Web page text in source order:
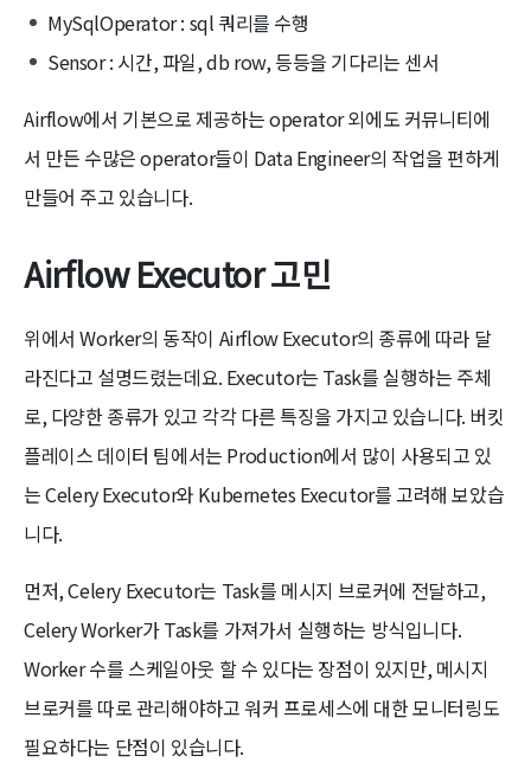
MySqlOperator : sql 쿼리를 수행
Sensor : 시간, 파일, db row, 등등을 기다리는 센서
Airflow에서 기본으로 제공하는 operator 외에도 커뮤니티에
서 만든 수많은 operator들이 Data Engineer의 작업을 편하게
만들어 주고 있습니다.
Airflow Executor 고민
위에서 Worker의 동작이 Airflow Executor의 종류에 따라 달
라진다고 설명드렸는데요. Executor는 Task를 실행하는 주체
로, 다양한 종류가 있고 각각 다른 특징을 가지고 있습니다. 버킷
플레이스 데이터 팀에서는 Production에서 많이 사용되고 있
는 Celery Executor와 Kubernetes Executor를 고려해 보았습
니다.
먼저, Celery Executor는 Task를 메시지 브로커에 전달하고,
Celery Worker가 Task를 가져가서 실행하는 방식입니다.
Worker 수를 스케일아웃 할 수 있다는 장점이 있지만, 메시지
브로커를 따로 관리해야하고 워커 프로세스에 대한 모니터링도
필요하다는 단점이 있습니다.